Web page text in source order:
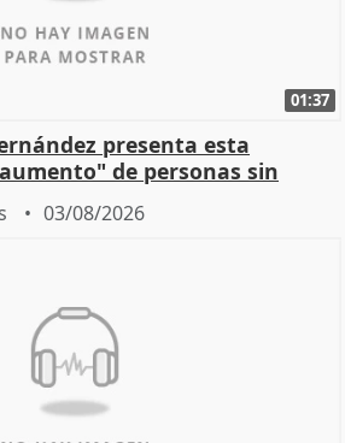
01:37
presenta esta
de personas sin
03/08/2026